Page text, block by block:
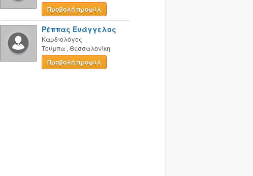
Προβολή προφίλ
Ρέππας Ευάγγελος
Καρδιολόγος
Τούμπα , Θεσσαλονίκη
Προβολή προφίλ